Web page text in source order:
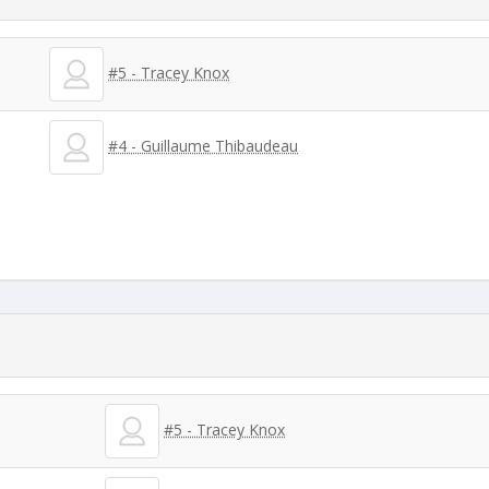
#5 - Tracey Knox
#4 - Guillaume Thibaudeau
#5 - Tracey Knox